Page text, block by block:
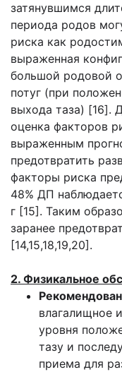
затянувшимся
периода родов
риска как
выраженная
большой родовой
потуг (при
выхода таза) [16].
оценка факторов
выраженным
предотвратить
факторы риска
48% ДП
г [15]. Таким
заранее
[14,15,18,19,20].
2. Физикальное
влагалищное
уровня
тазу и
приема для